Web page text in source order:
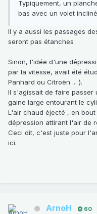
Typiquement, un
bas avec un volet
Il y a aussi les passages
seront pas étanches
Sinon, l'idée d'une
par la vitesse, avait été
Panhard ou Citroën ... ).
Il s'agissait de faire passer
gaine large entourant le
L'air chaud éjecté , en
dépression attirant l'air de
Ceci dit, c'est juste pour
ici.
ArnoH 60